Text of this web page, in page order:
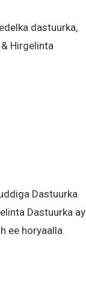
dastuurka,
Hirgelinta
Dastuurka
Dastuurka ay
ee horyaalla.